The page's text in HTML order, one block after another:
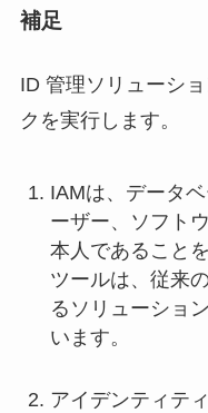
補足
ID 管理ソリューシ
クを実行します。
IAMは、データ
ーザー、ソフト
本人であること
ツールは、従来
るソリューショ
います。
アイデンティテ